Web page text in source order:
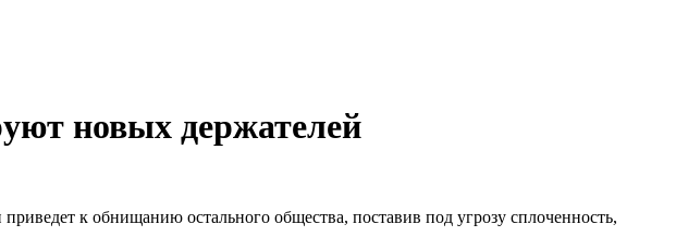
новых держателей
к обнищанию остального общества, поставив под угрозу сплоченность,